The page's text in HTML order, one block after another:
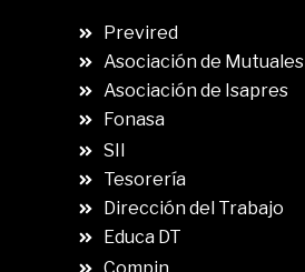
Previred
Asociación de Mutuales
Asociación de Isapres
Fonasa
SII
Tesorería
Dirección del Trabajo
Educa DT